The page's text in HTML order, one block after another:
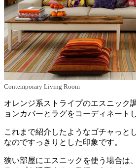
Contemporary Living Room
オレンジ系ストライプのエスニック
ョンカバーとラグをコーディネート
これまで紹介したようなゴチャっと
なのですっきりとした印象です。
狭い部屋にエスニックを使う場合は